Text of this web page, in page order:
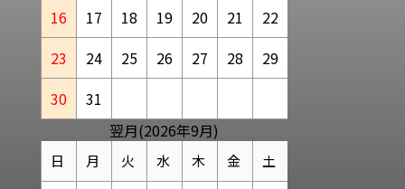
16
17 18 19 20 21
22
23
24 25 26 27 28
29
30
31
翌月(2026年9月)
日 月 火 水 木 金 土